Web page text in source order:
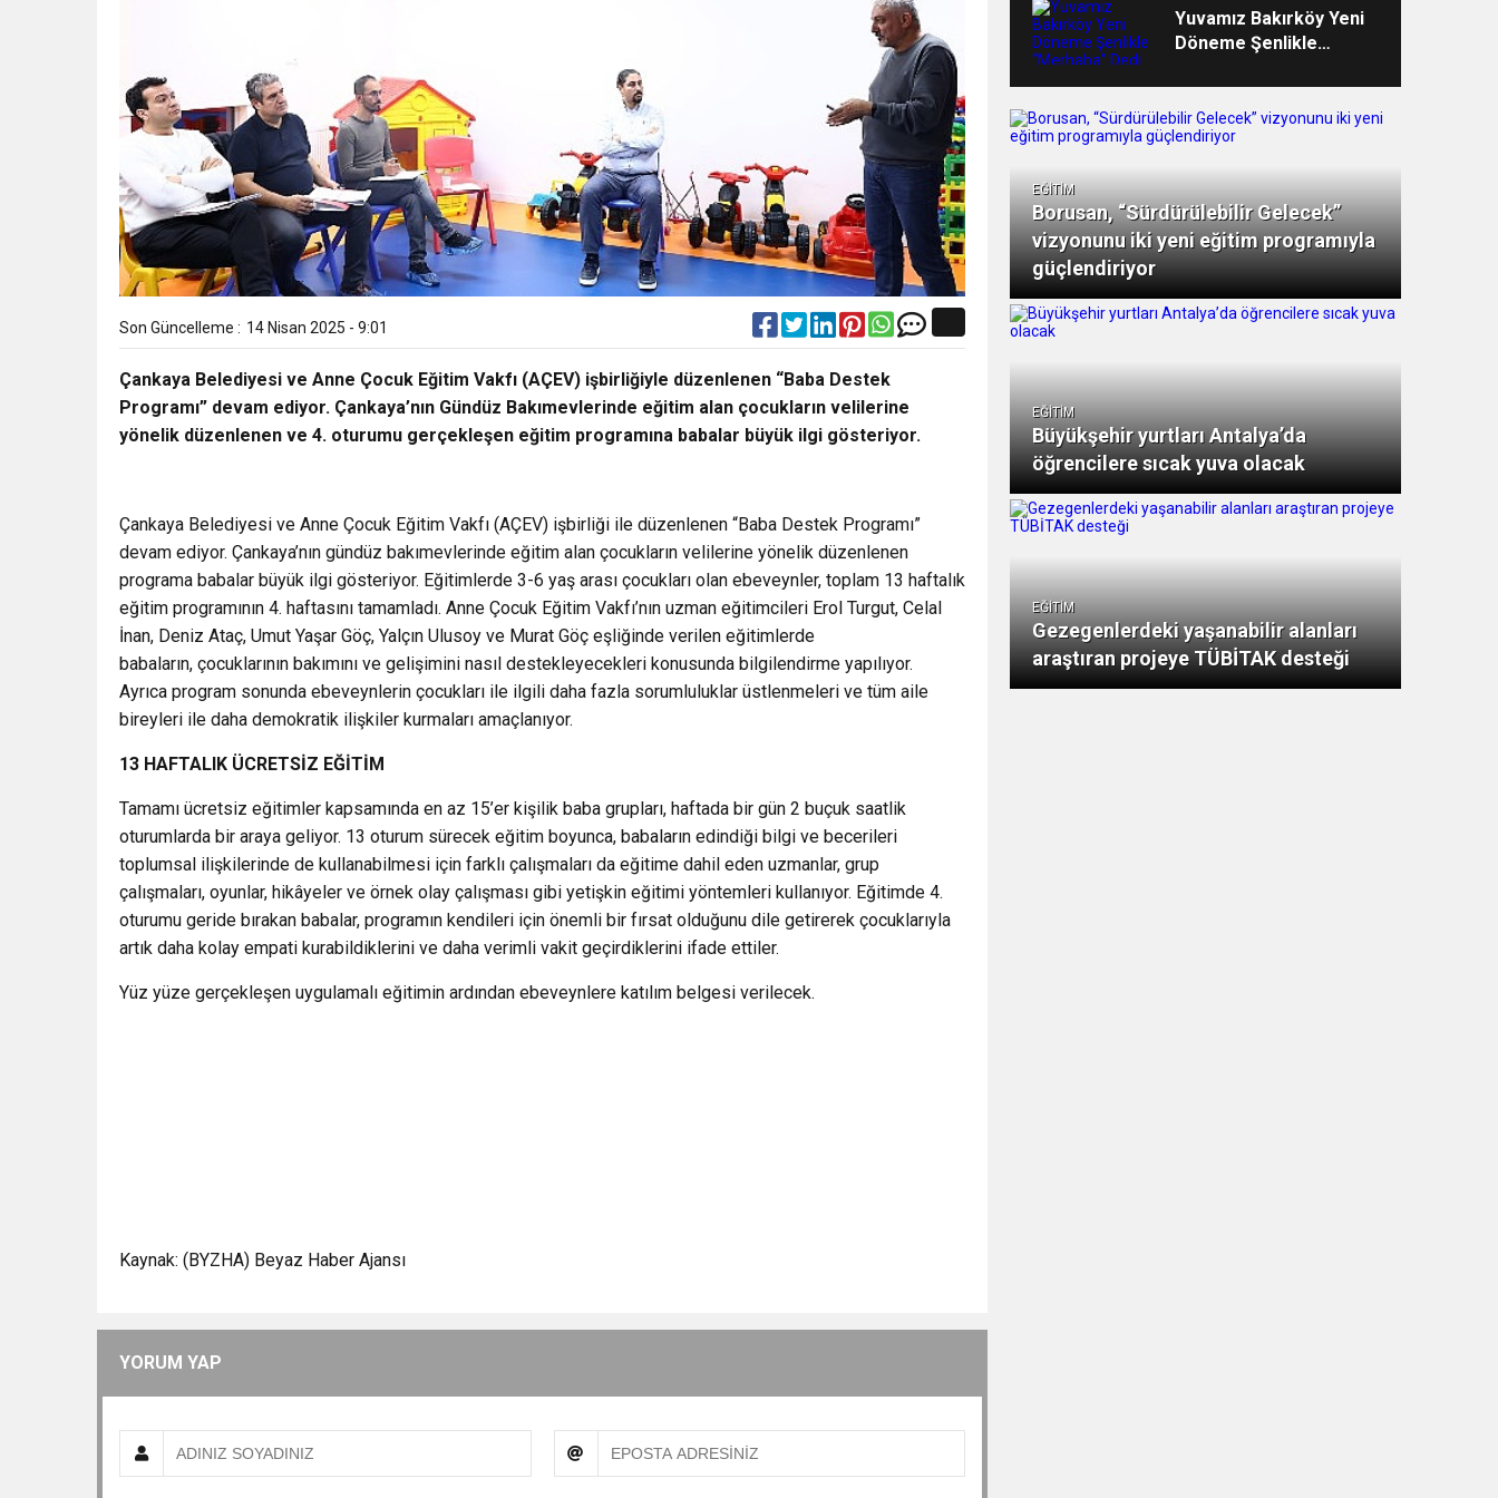
Son Güncelleme : 14 Nisan 2025 - 9:01
Çankaya Belediyesi ve Anne Çocuk Eğitim Vakfı (AÇEV) işbirliğiyle düzenlenen “Baba Destek
Programı” devam ediyor. Çankaya’nın Gündüz Bakımevlerinde eğitim alan çocukların velilerine
yönelik düzenlenen ve 4. oturumu gerçekleşen eğitim programına babalar büyük ilgi gösteriyor.
Çankaya Belediyesi ve Anne Çocuk Eğitim Vakfı (AÇEV) işbirliği ile düzenlenen “Baba Destek Programı”
devam ediyor. Çankaya’nın gündüz bakımevlerinde eğitim alan çocukların velilerine yönelik düzenlenen
programa babalar büyük ilgi gösteriyor. Eğitimlerde 3-6 yaş arası çocukları olan ebeveynler, toplam 13 haftalık
eğitim programının 4. haftasını tamamladı. Anne Çocuk Eğitim Vakfı’nın uzman eğitimcileri Erol Turgut, Celal
İnan, Deniz Ataç, Umut Yaşar Göç, Yalçın Ulusoy ve Murat Göç eşliğinde verilen eğitimlerde
babaların, çocuklarının bakımını ve gelişimini nasıl destekleyecekleri konusunda bilgilendirme yapılıyor.
Ayrıca program sonunda ebeveynlerin çocukları ile ilgili daha fazla sorumluluklar üstlenmeleri ve tüm aile
bireyleri ile daha demokratik ilişkiler kurmaları amaçlanıyor.
13 HAFTALIK ÜCRETSİZ EĞİTİM
Tamamı ücretsiz eğitimler kapsamında en az 15’er kişilik baba grupları, haftada bir gün 2 buçuk saatlik
oturumlarda bir araya geliyor. 13 oturum sürecek eğitim boyunca, babaların edindiği bilgi ve becerileri
toplumsal ilişkilerinde de kullanabilmesi için farklı çalışmaları da eğitime dahil eden uzmanlar, grup
çalışmaları, oyunlar, hikâyeler ve örnek olay çalışması gibi yetişkin eğitimi yöntemleri kullanıyor. Eğitimde 4.
oturumu geride bırakan babalar, programın kendileri için önemli bir fırsat olduğunu dile getirerek çocuklarıyla
artık daha kolay empati kurabildiklerini ve daha verimli vakit geçirdiklerini ifade ettiler.
Yüz yüze gerçekleşen uygulamalı eğitimin ardından ebeveynlere katılım belgesi verilecek.
Kaynak: (BYZHA) Beyaz Haber Ajansı
YORUM YAP
Yuvamız Bakırköy Yeni
Döneme Şenlikle
EĞİTİM
Borusan, “Sürdürülebilir Gelecek”
vizyonunu iki yeni eğitim programıyla
güçlendiriyor
EĞİTİM
Büyükşehir yurtları Antalya’da
öğrencilere sıcak yuva olacak
EĞİTİM
Gezegenlerdeki yaşanabilir alanları
araştıran projeye TÜBİTAK desteği